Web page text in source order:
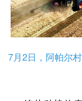
多语种频道
English
Русский язык
7月2日，阿帕尔